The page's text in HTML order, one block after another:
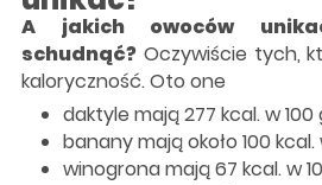
A jakich owoców
schudnąć?Oczywiście tych,
kaloryczność. Oto one
daktyle mają 277 kcal. w 100
banany mają około 100 kcal.
winogrona mają 67 kcal. w